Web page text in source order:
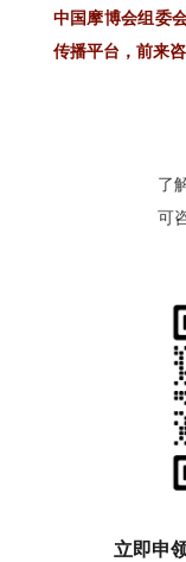
中国摩博会组委
传播平台，前来
了
可
立即申